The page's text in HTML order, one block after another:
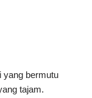
yang bermutu
tajam.